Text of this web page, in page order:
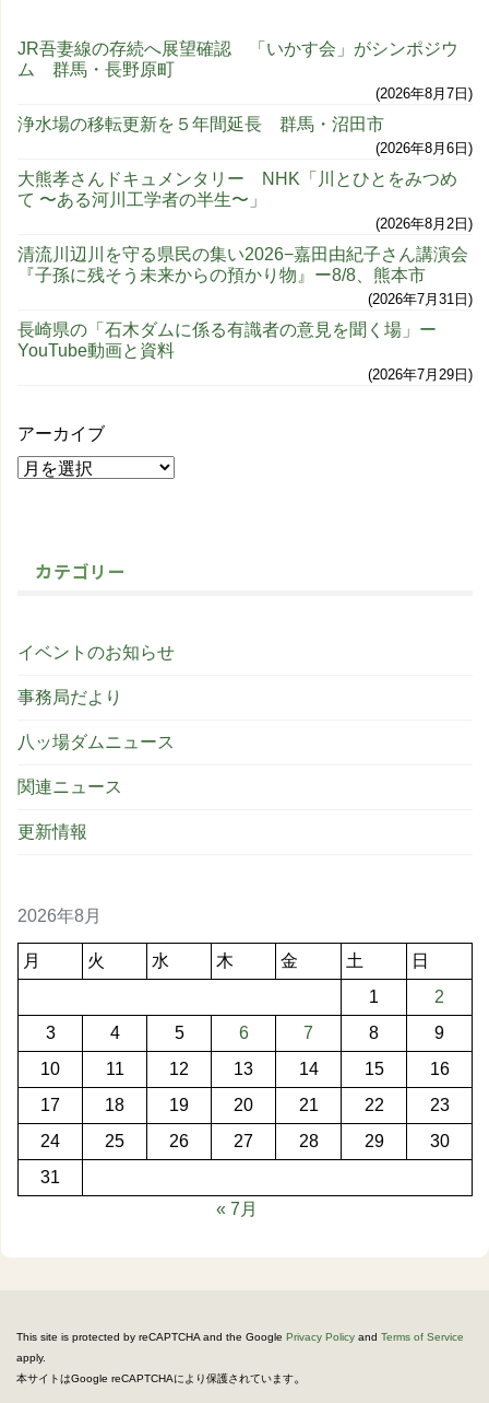
JR吾妻線の存続へ展望確認 「いかす会」がシンポジウ
ム 群馬・長野原町
2026年8月7日
浄水場の移転更新を５年間延長 群馬・沼田市
2026年8月6日
大熊孝さんドキュメンタリー NHK「川とひとをみつめ
て 〜ある河川工学者の半生〜」
2026年8月2日
清流川辺川を守る県民の集い2026−嘉田由紀子さん講演会
『子孫に残そう未来からの預かり物』ー8/8、熊本市
2026年7月31日
長崎県の「石木ダムに係る有識者の意見を聞く場」ー
YouTube動画と資料
2026年7月29日
アーカイブ
カテゴリー
イベントのお知らせ
事務局だより
八ッ場ダムニュース
関連ニュース
更新情報
2026年8月
月 火 水 木 金 土
日
1
2
3
4 5 6 7 8
9
10
11 12 13 14 15
16
17
18 19 20 21 22
23
24
25 26 27 28 29
30
31
« 7月
This site is protected by reCAPTCHA and the Google Privacy Policy and Terms of Service
apply.
本サイトはGoogle reCAPTCHAにより保護されています。